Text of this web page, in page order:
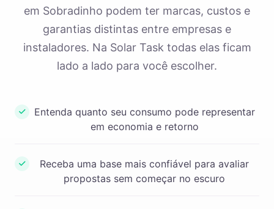
em Sobradinho podem ter marcas, custos e
garantias distintas entre empresas e
instaladores. Na Solar Task todas elas ficam
lado a lado para você escolher.
Entenda quanto seu consumo pode representar
em economia e retorno
Receba uma base mais confiável para avaliar
propostas sem começar no escuro